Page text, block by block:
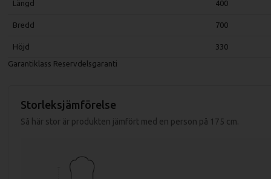
Längd 400
Bredd 700
Höjd
330
Garantiklass Reservdelsgaranti
Storleksjämförelse
Så här stor är produkten jämfört med en person på 175 cm.